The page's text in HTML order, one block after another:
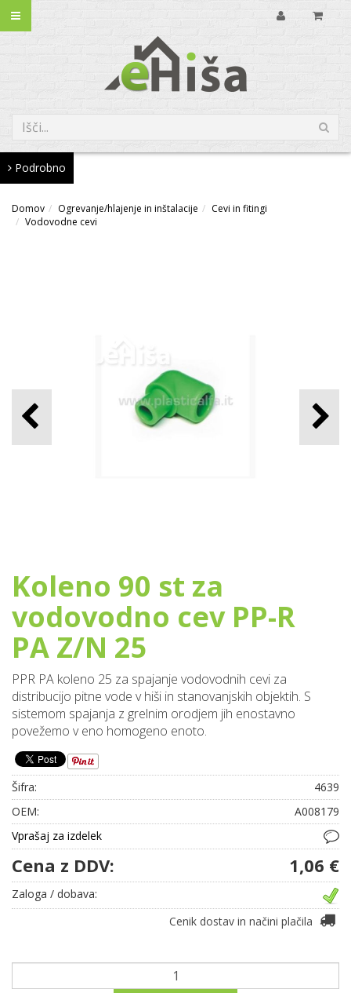
Podrobno
Domov Ogrevanje/hlajenje in inštalacije
Cevi in fitingi
Vodovodne cevi
Koleno 90 st za
vodovodno cev PP-R
PA Z/N 25
PPR PA koleno 25 za spajanje vodovodnih cevi za
distribucijo pitne vode v hiši in stanovanjskih objektih. S
sistemom spajanja z grelnim orodjem jih enostavno
povežemo v eno homogeno enoto.
Šifra:
4639
OEM:
A008179
Vprašaj za izdelek
Cena z DDV: 1,06 €
Zaloga / dobava:
Cenik dostav in načini plačila